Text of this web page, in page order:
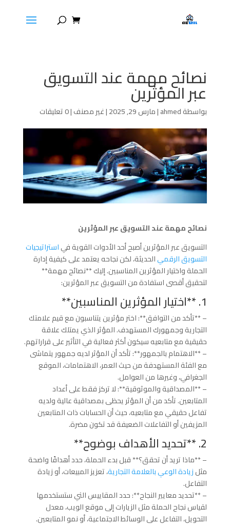
نصائح مهمة عند التسويق
عبر المؤثرين
بواسطةahmed
|مارس 29, 2025 |غير مصنف|0 تعليقات
نصائح مهمة عند التسويق عبر المؤثرين
التسويق عبر المؤثرين أصبح أحد الأدوات القوية فياستراتيجيات
التسويق الرقميالحديثة، لكن نجاحه يعتمد على كيفية إدارة
الحملة واختيار المؤثرين المناسبين. إليك **نصائح مهمة**
لتحقيق أقصى استفادة من التسويق عبر المؤثرين:
1. **اختيار المؤثرين المناسبين**
– **تأكد من التوافق**: اختر مؤثرين يتناسبون مع قيم علامتك
التجارية وجمهورك المستهدف. المؤثر الذي يمتلك علاقة
حقيقية مع متابعيه سيكون أكثر فعالية في التأثير على قراراتهم.
– **الاهتمام بالجمهور**: تأكد أن المؤثر لديه جمهور يتماشى
مع الفئة المستهدفة من حيث العمر، الاهتمامات، الموقع
الجغرافي، وغيرها من العوامل.
– **المصداقية والموثوقية**: لا تركز فقط على أعداد
المتابعين. تأكد من أن المؤثر يحظى بمصداقية عالية ولديه
تفاعل حقيقي مع متابعيه، حيث أن الحسابات ذات المتابعين
المزيفين أو التفاعلات الضعيفة قد تكون مضرة.
2. **تحديد الأهداف بوضوح**
– **ماذا تريد أن تحقق؟** قبل بدء الحملة، حدد أهدافًا واضحة
مثلزيادة الوعي بالعلامة التجارية، تعزيز المبيعات، أو زيادة
التفاعل.
– **تحديد معايير النجاح**: حدد المقاييس التي ستستخدمها
لقياس نجاح الحملة مثل الزيارات إلى موقع الويب، معدل
التحويل، التفاعل على الوسائط الاجتماعية، أو نمو المتابعين.